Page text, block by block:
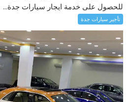
للحصول على خدمة ايجار سيارات جدة...
تأجير سيارات جدة